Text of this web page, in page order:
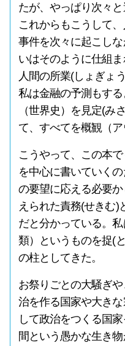
たが、やっぱり次々
これからもこうして
事件を次々に起こし
いはそのように仕組
人間の所業(しょぎょ
私は金融の予測もす
（世界史）を見定(み
て、すべてを概観（ア
こうやって、この本
を中心に書いていく
の要望に応える必要
えられた責務(せきむ)
だと分かっている。
類）というものを捉(
の柱としてきた。
お祭りごとの大騒ぎ
治を作る国家や大き
して政治をつくる国
間という愚かな生き